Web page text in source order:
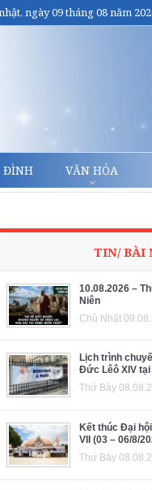
ngày 09 tháng 08 năm
ĐÌNH VĂN HÓA
TIN/ BÀI
10.08.2026 –
Niên
Chủ Nhật
Lịch trình
Đức Lêô XIV tại
Thứ Bảy
Kết thúc Đại
VII (03 – 06/8/
Thứ Bảy